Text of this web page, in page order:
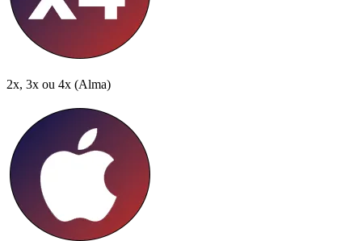
2x, 3x ou 4x (Alma)